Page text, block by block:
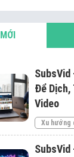
MỚI
SubsVid
Để Dịch,
Video
Xu hướng
SubsVid